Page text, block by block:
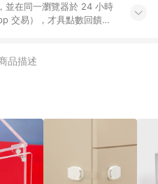
交易），才具點數回饋資
書館出清 / Switch 遊戲片
書 / 中高年級推薦書單 /
美妝保養 / 居家防護 / 暢銷
墊&圍欄 / 外文&英文童書 /
&糖果 / 兒童耳機&耳麥 /
品描述